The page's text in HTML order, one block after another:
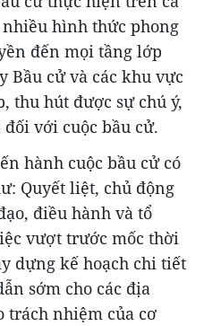
hình thức phong
đến mọi tầng lớp
Bầu cử và các khu vực
thu hút được sự chú ý,
với cuộc bầu cử.
hành cuộc bầu cử có
Quyết liệt, chủ động
điều hành và tổ
vượt trước mốc thời
dựng kế hoạch chi tiết
sớm cho các địa
trách nhiệm của cơ